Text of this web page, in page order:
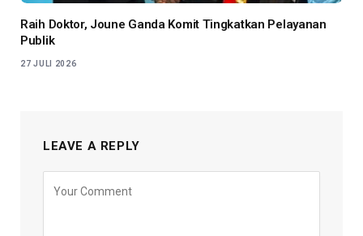
Raih Doktor, Joune Ganda Komit Tingkatkan Pelayanan
Publik
27 JULI 2026
LEAVE A REPLY